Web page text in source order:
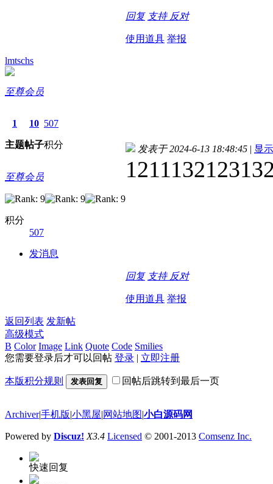
回复 支持 反对
使用道具 举报
lmtschs
至尊会员
1
主题
10
帖子
507
积分
至尊会员
积分
507
发消息
发表于 2024-6-13 18:48:45 显
回复 支持 反对
使用道具 举报
返回列表 发新帖
高级模式
B Color Image Link Quote Code Smilies
您需要登录后才可以回帖 登录 立即注册
本版积分规则 发表回复 回帖后跳转到最后一页
Archiver|手机版 小黑屋 网站地图 小白源码网
Powered by Discuz! X3.4 Licensed © 2001-2013 Comsenz Inc.
快速回复